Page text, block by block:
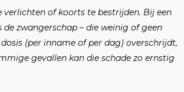
of koorts te bestrijden. Bij een
zwangerschap – die weinig of geen
(per inname of per dag) overschrijdt,
gevallen kan die schade zo ernstig